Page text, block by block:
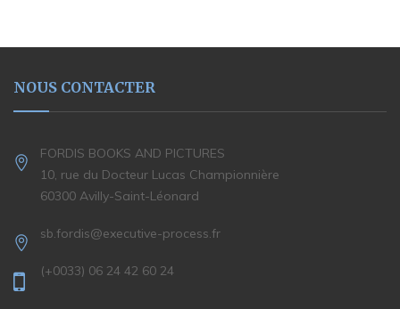
NOUS CONTACTER
FORDIS BOOKS AND PICTURES
10, rue du Docteur Lucas Championnière
60300 Avilly-Saint-Léonard
sb.fordis@executive-process.fr
(+0033) 06 24 42 60 24